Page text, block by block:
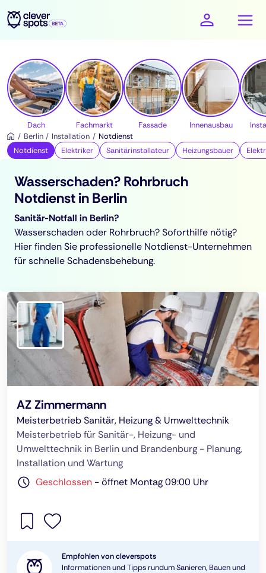
cleverspots - Handwerker
Dach Fachmarkt Fassade Innenausbau
Berlin
Installation
Notdienst
Notdienst
Elektriker Sanitärinstallateur Heizungsbauer
Wasserschaden? Rohrbruch
Notdienst in Berlin
Sanitär-Notfall in Berlin?
Wasserschaden oder Rohrbruch? Soforthilfe nötig?
Hier finden Sie professionelle Notdienst-Unternehmen
für schnelle Schadensbehebung.
AZ Zimmermann
Meisterbetrieb Sanitär, Heizung & Umwelttechnik
Meisterbetrieb für Sanitär-, Heizung- und
Umwelttechnik in Berlin und Brandenburg - Planung,
Installation und Wartung
Geschlossen -öffnet Montag 09:00 Uhr
Empfohlen von cleverspots
Informationen und Tipps rundum Sanieren, Bauen und